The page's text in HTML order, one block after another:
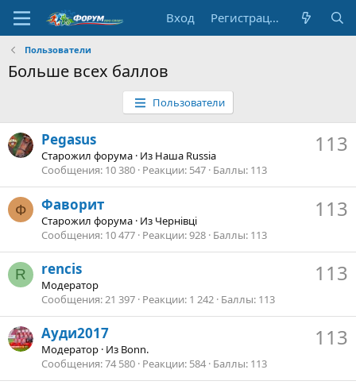
Вход Регистрация
Пользователи
Больше всех баллов
Пользователи
113
Pegasus
Старожил форума · Из Наша Russia
Сообщения 10 380 Реакции 547 Баллы 113
Ф 113
Фаворит
Старожил форума · Из Чернівці
Сообщения 10 477 Реакции 928 Баллы 113
R 113
rencis
Модератор
Сообщения 21 397 Реакции 1 242 Баллы 113
113
Ауди2017
Модератор · Из Bonn.
Сообщения 74 580 Реакции 584 Баллы 113